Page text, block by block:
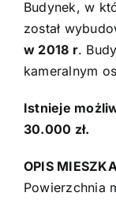
Budynek, w
został
w 2018 r.
kameralnym
Istnieje
30.000 zł.
OPIS
Powierzchnia